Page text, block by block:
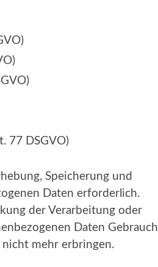
77 DSGVO)
Speicherung und
Daten erforderlich.
der Verarbeitung oder
Daten Gebrauch
mehr erbringen.